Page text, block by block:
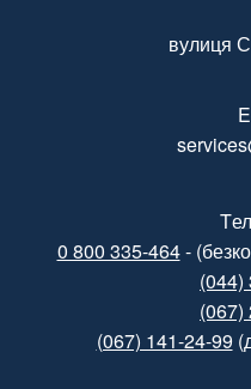
вулиця
0 800 335-464-
(044)
(067)
(067) 141-24-99